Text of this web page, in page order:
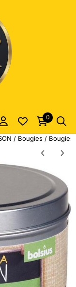
fermées.
0
/ Bougies / Bougies